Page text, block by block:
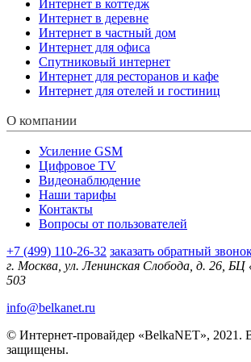
Интернет в коттедж
Интернет в деревне
Интернет в частный дом
Интернет для офиса
Спутниковый интернет
Интернет для ресторанов и кафе
Интернет для отелей и гостиниц
О компании
Усиление GSM
Цифровое TV
Видеонаблюдение
Наши тарифы
Контакты
Вопросы от пользователей
+7 (499) 110-26-32 заказать обратный
г. Москва, ул. Ленинская Слобода, д. 26,
503
info@belkanet.ru
© Интернет-провайдер «BelkaNET», 2021.
защищены.